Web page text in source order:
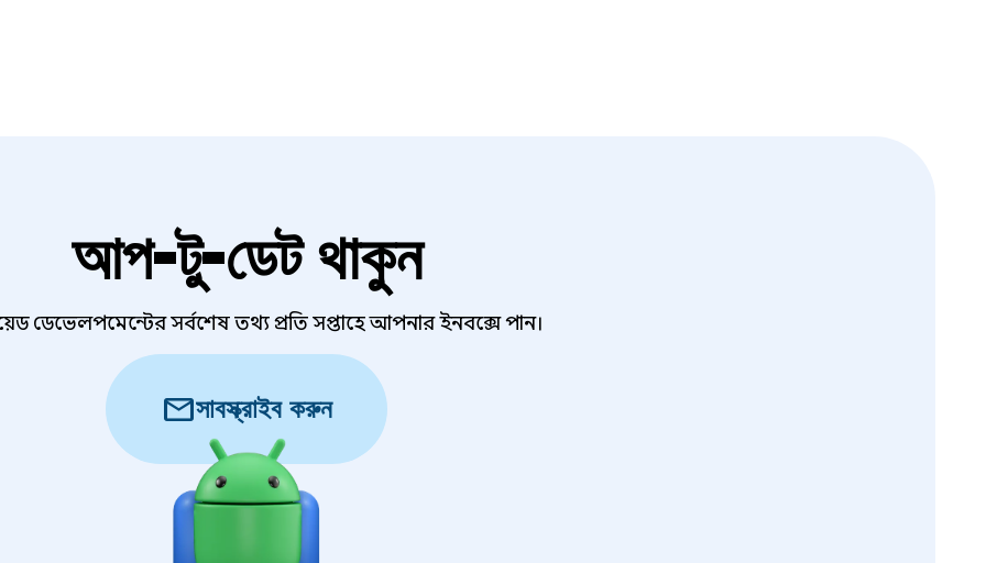
আপ-টু-ডেট থাকুন
ডেভেলপমেন্টের সর্বশেষ তথ্য প্রতি সপ্তাহে আপনার ইনবক্সে পান।
mailসাবস্ক্রাইব করুন